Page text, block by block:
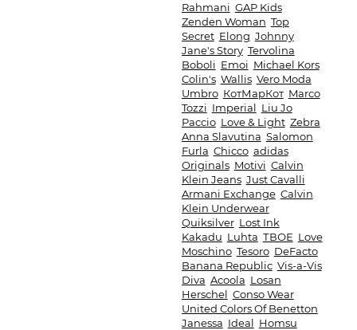
Rahmani GAP Kids
Zenden Woman Top
Secret Elong Johnny
Jane's Story Tervolina
Boboli Emoi Michael Kors
Colin's Wallis Vero Moda
Umbro КотМарКот Marco
Tozzi Imperial Liu Jo
Paccio Love & Light Zebra
Anna Slavutina Salomon
Furla Chicco adidas
Originals Motivi Calvin
Klein Jeans Just Cavalli
Armani Exchange Calvin
Klein Underwear
Quiksilver Lost Ink
Kakadu Luhta ТВОЕ Love
Moschino Tesoro DeFacto
Banana Republic Vis-a-Vis
Diva Acoola Losan
Herschel Conso Wear
United Colors Of Benetton
Janessa Ideal Homsu